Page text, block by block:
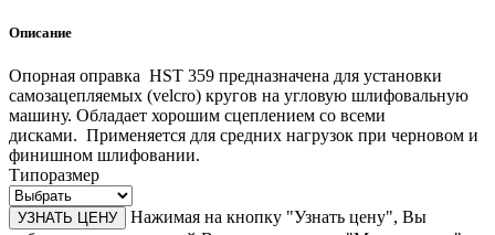
Описание
Опорная оправка HST 359 предназначена для установки
самозацепляемых (velcro) кругов на угловую шлифовальную
машину. Обладает хорошим сцеплением со всеми
дисками. Применяется для средних нагрузок при черновом и
финишном шлифовании.
Типоразмер
УЗНАТЬ ЦЕНУ
Нажимая на кнопку "Узнать цену", Вы